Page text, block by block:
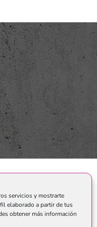
servicios y mostrarte
elaborado a partir de tus
obtener más información